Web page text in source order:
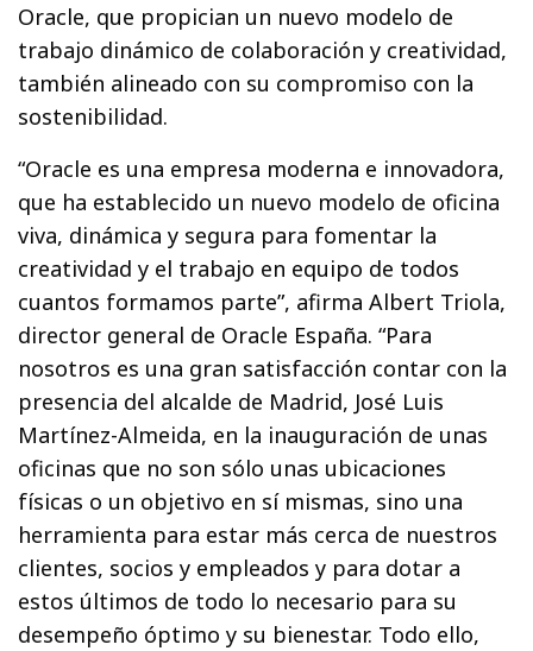
Oracle, que propician un nuevo modelo de
trabajo dinámico de colaboración y creatividad,
también alineado con su compromiso con la
sostenibilidad.
“Oracle es una empresa moderna e innovadora,
que ha establecido un nuevo modelo de oficina
viva, dinámica y segura para fomentar la
creatividad y el trabajo en equipo de todos
cuantos formamos parte”, afirma Albert Triola,
director general de Oracle España. “Para
nosotros es una gran satisfacción contar con la
presencia del alcalde de Madrid, José Luis
Martínez-Almeida, en la inauguración de unas
oficinas que no son sólo unas ubicaciones
físicas o un objetivo en sí mismas, sino una
herramienta para estar más cerca de nuestros
clientes, socios y empleados y para dotar a
estos últimos de todo lo necesario para su
desempeño óptimo y su bienestar. Todo ello,